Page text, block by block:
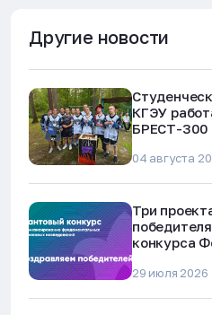
Другие новости
КГЭУ
БРЕСТ-300
04 августа
Три
конкурса
29 июля 2026